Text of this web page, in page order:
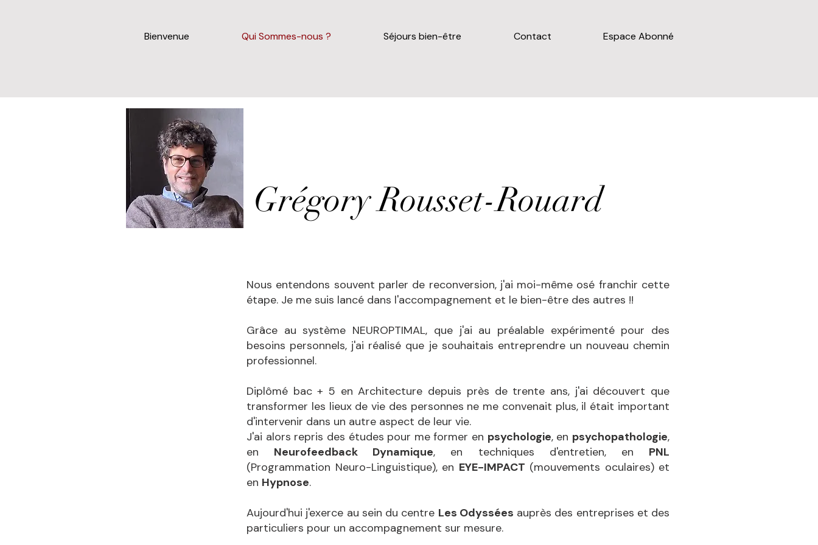
Bienvenue Qui Sommes-nous ? Séjours bien-être Contact Espace Abonné
Grégory Rousset-Rouard
Nous entendons souvent parler de reconversion, j'ai moi-même osé franchir cette
étape. Je me suis lancé dans l'accompagnement et le bien-être des autres !!
Grâce au système NEUROPTIMAL, que j'ai au préalable expérimenté pour des
besoins personnels, j'ai réalisé que je souhaitais entreprendre un nouveau chemin
professionnel.
Diplômé bac + 5 en Architecture depuis près de trente ans, j'ai découvert que
transformer les lieux de vie des personnes ne me convenait plus, il était important
d'intervenir dans un autre aspect de leur vie.
J'ai alors repris des études pour me former en psychologie, en psychopathologie,
en Neurofeedback Dynamique, en techniques d'entretien, en PNL
(Programmation Neuro-Linguistique), en EYE-IMPACT (mouvements oculaires) et
en Hypnose.
Aujourd'hui j'exerce au sein du centre Les Odyssées auprès des entreprises et des
particuliers pour un accompagnement sur mesure.